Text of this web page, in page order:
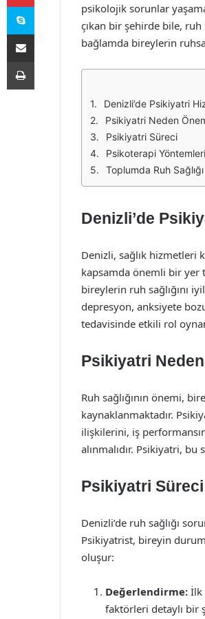
psikolojik sorunlar
çıkan bir şehirde bile,
bağlamda bireylerin
Denizli’de Psikiyatri
Psikiyatri Neden
Psikiyatri Süreci
Psikoterapi Yöntemleri
Toplumda Ruh
Denizli’de
Denizli, sağlık hizmetleri
kapsamda önemli bir yer
bireylerin ruh sağlığını
depresyon, anksiyete
tedavisinde etkili rol
Psikiyatri
Ruh sağlığının önemi,
kaynaklanmaktadır.
ilişkilerini, iş
alınmalıdır. Psikiyatri,
Psikiyatri Süreci
Denizli’de ruh sağlığı
Psikiyatrist, bireyin
oluşur:
Değerlendirme: İlk
faktörleri detaylı bir
Skype
E-Posta ile paylaş